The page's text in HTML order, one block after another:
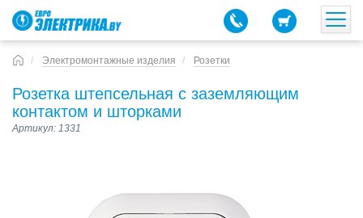
Электромонтажные изделия Розетки
Розетка штепсельная с заземляющим
контактом и шторками
Артикул: 1331